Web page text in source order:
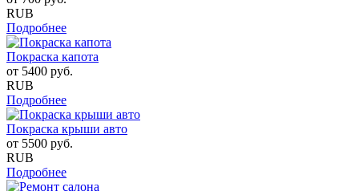
RUB
Подробнее
Покраска капота
от 5400 руб.
RUB
Подробнее
Покраска крыши авто
от 5500 руб.
RUB
Подробнее